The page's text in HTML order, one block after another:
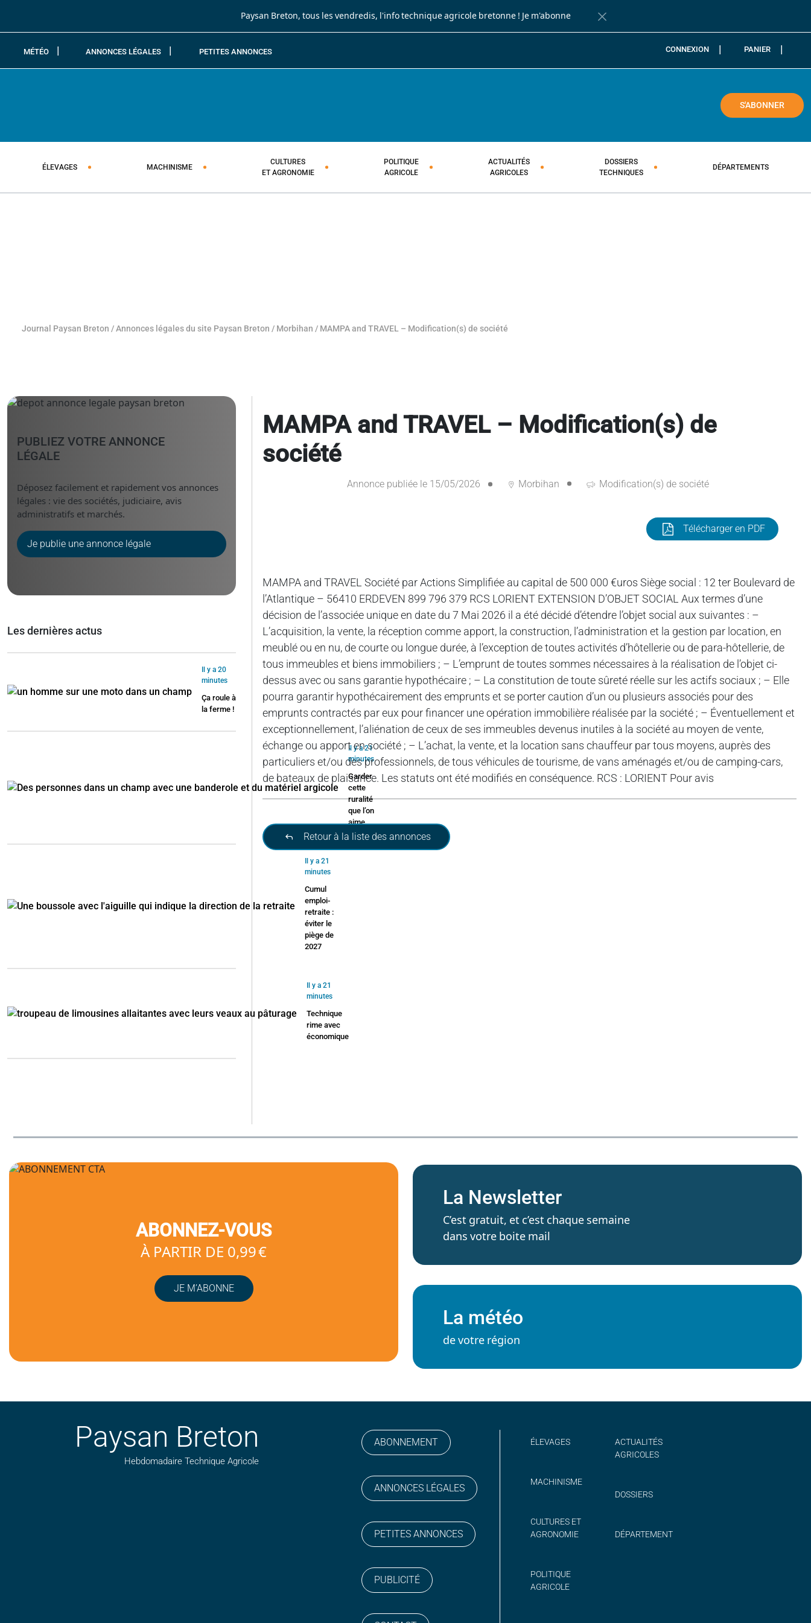
Paysan Breton, tous les vendredis, l'info technique agricole bretonne ! Je m'abonne
Fermer la barre de notification
MÉTÉO ANNONCES LÉGALES PETITES ANNONCES CONNEXION PANIER
S'ABONNER
ÉLEVAGES MACHINISME
CULTURES
ET AGRONOMIE
POLITIQUE
AGRICOLE
ACTUALITÉS
AGRICOLES
DOSSIERS
TECHNIQUES
DÉPARTEMENTS
Journal Paysan Breton /Annonces légales du site Paysan Breton / Morbihan / MAMPA and TRAVEL – Modification(s) de société
MAMPA and TRAVEL – Modification(s) de
société
Annonce publiée le 15/05/2026 Morbihan Modification(s) de société
Télécharger en PDF
MAMPA and TRAVEL Société par Actions Simplifiée au capital de 500 000 €uros Siège social : 12 ter Boulevard de
l’Atlantique – 56410 ERDEVEN 899 796 379 RCS LORIENT EXTENSION D’OBJET SOCIAL Aux termes d’une
décision de l’associée unique en date du 7 Mai 2026 il a été décidé d’étendre l’objet social aux suivantes : –
L’acquisition, la vente, la réception comme apport, la construction, l’administration et la gestion par location, en
meublé ou en nu, de courte ou longue durée, à l’exception de toutes activités d’hôtellerie ou de para-hôtellerie, de
tous immeubles et biens immobiliers ; – L’emprunt de toutes sommes nécessaires à la réalisation de l’objet ci-
dessus avec ou sans garantie hypothécaire ; – La constitution de toute sûreté réelle sur les actifs sociaux ; – Elle
pourra garantir hypothécairement des emprunts et se porter caution d’un ou plusieurs associés pour des
emprunts contractés par eux pour financer une opération immobilière réalisée par la société ; – Éventuellement et
exceptionnellement, l’aliénation de ceux de ses immeubles devenus inutiles à la société au moyen de vente,
échange ou apport en société ; – L’achat, la vente, et la location sans chauffeur par tous moyens, auprès des
particuliers et/ou des professionnels, de tous véhicules de tourisme, de vans aménagés et/ou de camping-cars,
de bateaux de plaisance. Les statuts ont été modifiés en conséquence. RCS : LORIENT Pour avis
Retour à la liste des annonces
PUBLIEZ VOTRE ANNONCE
LÉGALE
Déposez facilement et rapidement vos annonces
légales : vie des sociétés, judiciaire, avis
administratifs et marchés.
Je publie une annonce légale
Les dernières actus
Il y a 20
minutes
Ça roule à
la ferme !
Il y a 21
minutes
Garder
cette
ruralité
que l’on
aime
Il y a 21
minutes
Cumul
emploi-
retraite :
éviter le
piège de
2027
Il y a 21
minutes
Technique
rime avec
économique
ABONNEZ-VOUS
À PARTIR DE 0,99 €
JE M’ABONNE
La Newsletter
C’est gratuit, et c’est chaque semaine
dans votre boite mail
La météo
de votre région
Paysan Breton
Hebdomadaire Technique Agricole
ABONNEMENT
ANNONCES LÉGALES
PETITES ANNONCES
PUBLICITÉ
ÉLEVAGES
MACHINISME
CULTURES ET
AGRONOMIE
POLITIQUE
AGRICOLE
ACTUALITÉS
AGRICOLES
DOSSIERS
DÉPARTEMENT